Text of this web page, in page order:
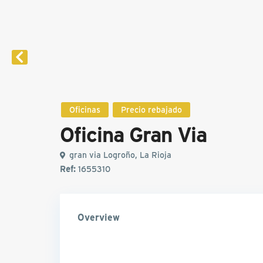
Oficinas Precio rebajado
Oficina Gran Via
gran via Logroño, La Rioja
Ref:1655310
Overview